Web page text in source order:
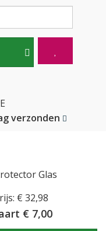
verzonden
Glas
€ 32,98
€ 7,00